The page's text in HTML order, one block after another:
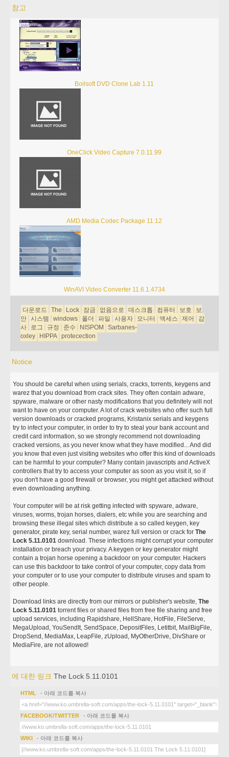
참고
Boilsoft DVD Clone Lab 1.11
OneClick Video Capture 7.0.11.99
AMD Media Codec Package 11.12
WinAVI Video Converter 11.6.1.4734
다운로드 The Lock 잠금 없음으로 데스크톱 컴퓨터 보호
보
안 시스템 windows 폴더 파일 사용자 모니터 액세스 제어
감
사
로그 규정 준수 NISPOM
Sarbanes-
oxley
HIPPA protecection
Notice
You should be careful when using serials, cracks, torrents, keygens and
warez that you download from crack sites. They often contain adware,
spyware, malware or other nasty modifications that you definitely will not
want to have on your computer. A lot of crack websites who offer such full
version downloads or cracked programs, Kristanix serials and keygens
try to infect your computer, in order to try to steal your bank account and
credit card information, so we strongly recommend not downloading
cracked versions, as you never know what they have modified... And did
you know that even just visiting websites who offer this kind of downloads
can be harmful to your computer? Many contain javascripts and ActiveX
controllers that try to access your computer as soon as you visit it, so if
you don't have a good firewall or browser, you might get attacked without
even downloading anything.
Your computer will be at risk getting infected with spyware, adware,
viruses, worms, trojan horses, dialers, etc while you are searching and
browsing these illegal sites which distribute a so called keygen, key
generator, pirate key, serial number, warez full version or crack forThe
Lock 5.11.0101 download. These infections might corrupt your computer
installation or breach your privacy. A keygen or key generator might
contain a trojan horse opening a backdoor on your computer. Hackers
can use this backdoor to take control of your computer, copy data from
your computer or to use your computer to distribute viruses and spam to
other people.
Download links are directly from our mirrors or publisher's website,The
Lock 5.11.0101 torrent files or shared files from free file sharing and free
upload services, including Rapidshare, HellShare, HotFile, FileServe,
MegaUpload, YouSendIt, SendSpace, DepositFiles, Letitbit, MailBigFile,
DropSend, MediaMax, LeapFile, zUpload, MyOtherDrive, DivShare or
MediaFire, are not allowed!
에 대한 링크The Lock 5.11.0101
HTML - 아래 코드를 복사
FACEBOOK/TWITTER - 아래 코드를 복사
WIKI - 아래 코드를 복사